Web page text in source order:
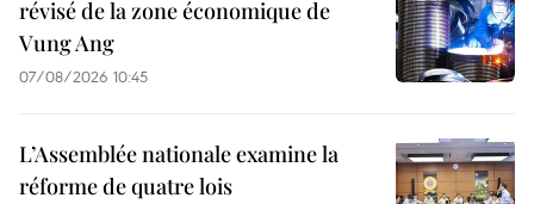
révisé de la zone économique de
Vung Ang
07/08/2026 10:45
L’Assemblée nationale examine la
réforme de quatre lois